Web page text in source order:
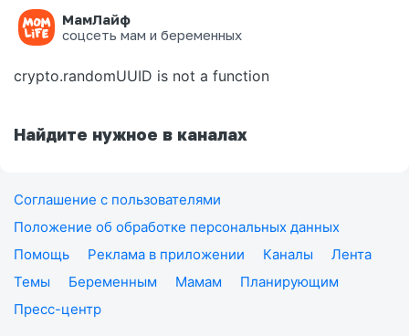
МамЛайф
соцсеть мам и беременных
Ошибка на странице
crypto.randomUUID is not a function
Найдите нужное в каналах
Соглашение с пользователями
Положение об обработке персональных данных
Помощь
Реклама в приложении Каналы
Лента
Темы
Беременным Мамам
Планирующим
Пресс-центр